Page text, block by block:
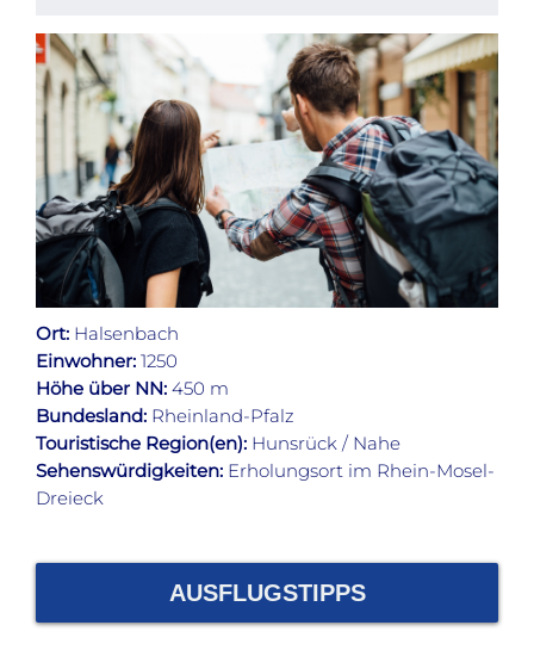
Ort: Halsenbach
Einwohner: 1250
Höhe über NN: 450 m
Bundesland: Rheinland-Pfalz
Touristische Region(en): Hunsrück / Nahe
Sehenswürdigkeiten: Erholungsort im Rhein-Mosel-
Dreieck
AUSFLUGSTIPPS